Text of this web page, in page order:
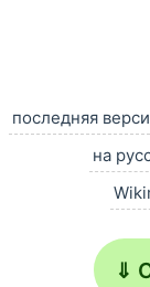
последняя
на
⇓